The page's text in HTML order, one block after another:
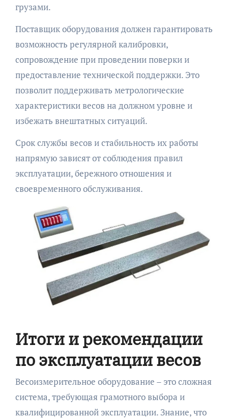
грузами.
Поставщик оборудования должен гарантировать
возможность регулярной калибровки,
сопровождение при проведении поверки и
предоставление технической поддержки. Это
позволит поддерживать метрологические
характеристики весов на должном уровне и
избежать внештатных ситуаций.
Срок службы весов и стабильность их работы
напрямую зависят от соблюдения правил
эксплуатации, бережного отношения и
своевременного обслуживания.
Итоги и рекомендации
по эксплуатации весов
Весоизмерительное оборудование – это сложная
система, требующая грамотного выбора и
квалифицированной эксплуатации. Знание, что